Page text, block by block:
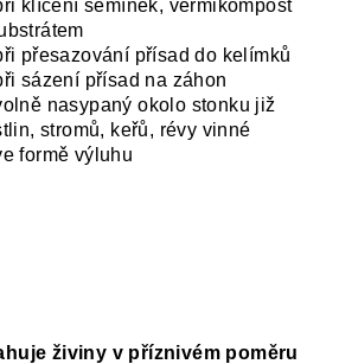
klíčení semínek, vermikompost
přesazování přísad do kelímků
sázení přísad na záhon
nasypaný okolo stonku již
stromů, keřů, révy vinné
formě výluhu
živiny v příznivém poměru